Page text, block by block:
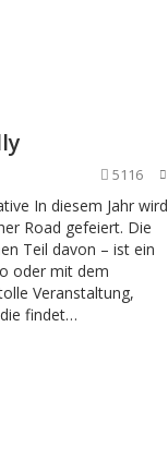
5116
In diesem Jahr wird
Road gefeiert. Die
Teil davon – ist ein
oder mit dem
Veranstaltung,
findet…